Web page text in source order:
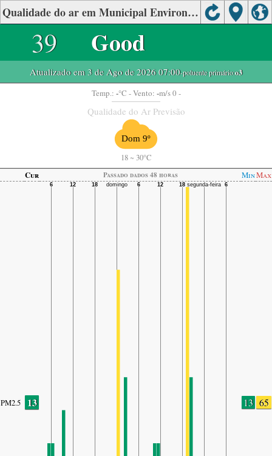
Qualidade do ar em Municipal Environmental Monitoring Station, Xilin Gol Meng
39 Good
Atualizado em 3 de Ago de 2026 07:00-poluente primário:o3
Temp.: -°C - Vento: -m/s 0 -
Qualidade do Ar Previsão
Dom 9º
18 ~ 30°C
Cur
Passado dados 48 horas MinMax
PM2.5 13 13 65